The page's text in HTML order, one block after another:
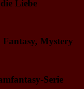
Liebe
Mystery
Serie